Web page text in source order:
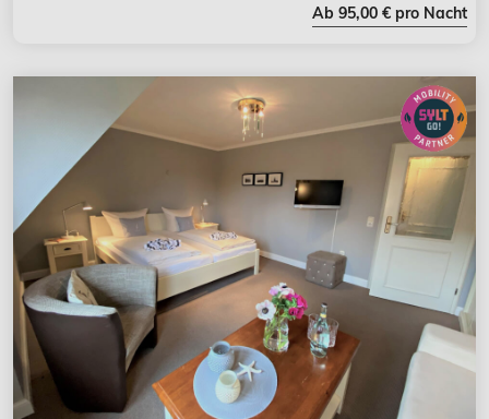
Ab 95,00 € pro Nacht